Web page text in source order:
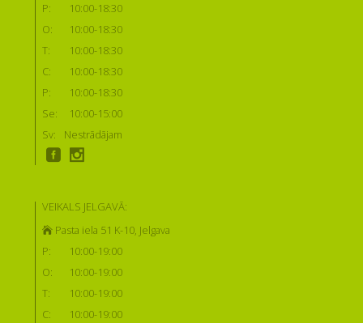
P:
10:00-18:30
O:
10:00-18:30
T:
10:00-18:30
C:
10:00-18:30
P:
10:00-18:30
Se:
10:00-15:00
Sv:
Nestrādājam
VEIKALS JELGAVĀ:
Pasta iela 51 K-10, Jelgava
P:
10:00-19:00
O:
10:00-19:00
T:
10:00-19:00
C:
10:00-19:00